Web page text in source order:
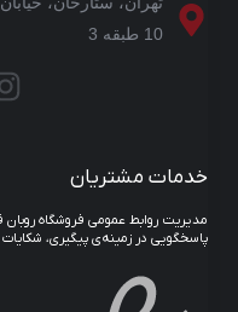
10 طبقه 3
خدمات مشتریان
پاسخگویی در زمینه‌ی پیگیری،